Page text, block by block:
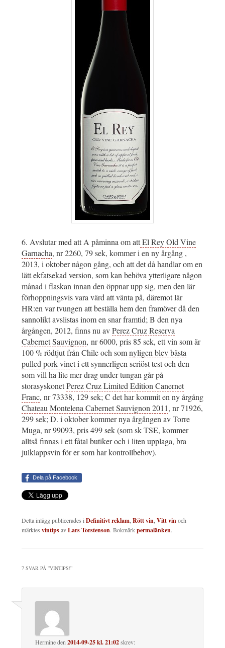
6. Avslutar med att A påminna om attEl Rey Old Vine
Garnacha, nr 2260, 79 sek, kommer i en ny årgång ,
2013, i oktober någon gång, och att det då handlar om en
lätt ekfatsekad version, som kan behöva ytterligare någon
månad i flaskan innan den öppnar upp sig, men den lär
förhoppningsvis vara värd att vänta på, däremot lär
HR:en var tvungen att beställa hem den framöver då den
sannolikt avslistas inom en snar framtid; B den nya
årgången, 2012, finns nu avPerez Cruz Reserva
Cabernet Sauvignon, nr 6000, pris 85 sek, ett vin som är
100 % rödtjut från Chile och somnyligen blev bästa
pulled pork-vineti ett synnerligen seriöst test och den
som vill ha lite mer drag under tungan går på
storasyskonetPerez Cruz Limited Edition Canernet
Franc, nr 73338, 129 sek; C det har kommit en ny årgång
Chateau Montelena Cabernet Sauvignon 2011, nr 71926,
299 sek; D. i oktober kommer nya årgången av Torre
Muga, nr 99093, pris 499 sek (som sk TSE, kommer
alltså finnas i ett fåtal butiker och i liten upplaga, bra
julklappsvin för er som har kontrollbehov).
Dela på Facebook
Detta inlägg publicerades i Definitivt reklam Rött vin Vitt vinoch
märktes vintipsavLars Torstenson. Bokmärkpermalänken.
7 SVAR PÅ ”VINTIPS!”
Hermineden 2014-09-25 kl. 21:02skrev: